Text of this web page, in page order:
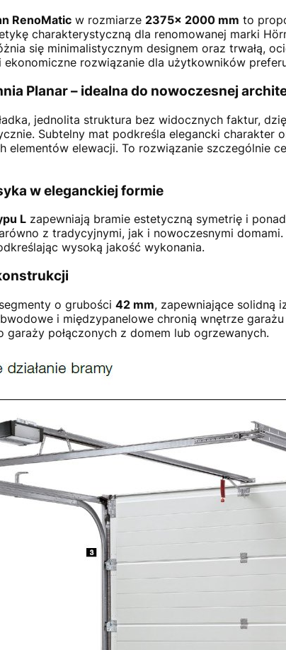
RenoMaticw rozmiarze 2375× 2000 mm to
charakterystyczną dla renomowanej marki
się minimalistycznym designem oraz trwałą,
rozwiązanie dla użytkowników
Planar – idealna do nowoczesnej
jednolita struktura bez widocznych faktur,
Subtelny mat podkreśla elegancki charakter
elementów elewacji. To rozwiązanie szczególnie
w eleganckiej formie
Lzapewniają bramie estetyczną symetrię i
z tradycyjnymi, jak i nowoczesnymi
wysoką jakość wykonania.
o grubości 42 mm, zapewniające solidną
i międzypanelowe chronią wnętrze
garaży połączonych z domem lub ogrzewanych.